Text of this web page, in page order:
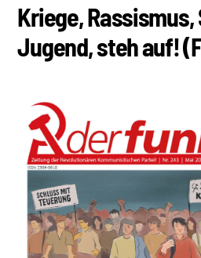
Kriege,
Jugend, steh auf!